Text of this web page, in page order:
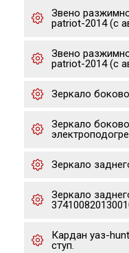
Звено
patriot-2014 (с
Звено
patriot-2014 (с
Зеркало
Зеркало
Зеркало
Зеркало
Кардан уаз-
ступ.